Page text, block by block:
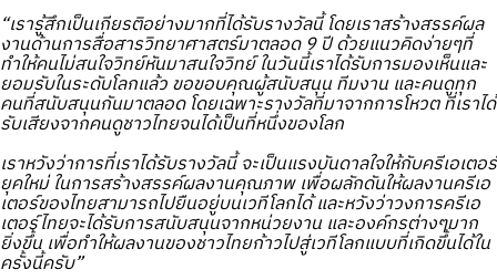
“เรารู้สึกเป็นเกียรติอย่างมากที่ได้รับรางวัลนี้ โดยเราสร้างสรรค์ผล
งานด้านการสื่อสารวิทยาศาสตร์มาตลอด 9 ปี ด้วยแนวคิดง่ายๆที่
ทำให้คนไม่สนใจวิทย์หันมาสนใจวิทย์ ในวันนี้เราได้รับการมองเห็นและ
ยอมรับในระดับโลกแล้ว ขอขอบคุณผู้สนับสนุน ทีมงาน และคนดูทุก
คนที่สนับสนุนกันมาตลอด โดยเฉพาะรางวัลที่มาจากการโหวต ที่เราได้
รับเสียงจากคนดูชาวไทยจนได้เป็นที่หนึ่งของโลก
เราหวังว่าการที่เราได้รับรางวัลนี้ จะเป็นแรงบันดาลใจให้กับครีเอเตอร์
ยุคใหม่ ในการสร้างสรรค์ผลงานคุณภาพ เพื่อผลักดันให้ผลงานครีเอ
เตอร์ของไทยสามารถไปยืนอยู่บนเวทีโลกได้ และหวังว่าวงการครีเอ
เตอร์ไทยจะได้รับการสนับสนุนจากหน่วยงาน และองค์กรต่างๆมาก
ยิ่งขึ้น เพื่อทำให้ผลงานของชาวไทยก้าวไปสู่เวทีโลกแบบที่เกิดขึ้นได้ใน
ครั้งนี้ครับ”